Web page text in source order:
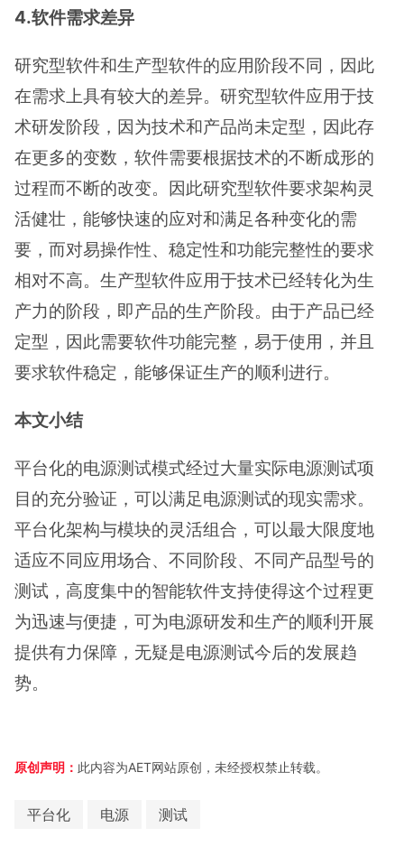
4.软件需求差异
研究型软件和生产型软件的应用阶段不同，因此
在需求上具有较大的差异。研究型软件应用于技
术研发阶段，因为技术和产品尚未定型，因此存
在更多的变数，软件需要根据技术的不断成形的
过程而不断的改变。因此研究型软件要求架构灵
活健壮，能够快速的应对和满足各种变化的需
要，而对易操作性、稳定性和功能完整性的要求
相对不高。生产型软件应用于技术已经转化为生
产力的阶段，即产品的生产阶段。由于产品已经
定型，因此需要软件功能完整，易于使用，并且
要求软件稳定，能够保证生产的顺利进行。
本文小结
平台化的电源测试模式经过大量实际电源测试项
目的充分验证，可以满足电源测试的现实需求。
平台化架构与模块的灵活组合，可以最大限度地
适应不同应用场合、不同阶段、不同产品型号的
测试，高度集中的智能软件支持使得这个过程更
为迅速与便捷，可为电源研发和生产的顺利开展
提供有力保障，无疑是电源测试今后的发展趋
势。
原创声明： 此内容为AET网站原创，未经授权禁止转载。
平台化 电源 测试